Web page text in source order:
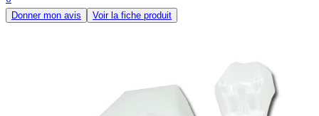
Donner mon avis Voir la fiche produit